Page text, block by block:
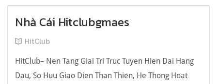
Nhà Cái Hitclubgmaes
HitClub
HitClub– Nen Tang Giai Tri Truc Tuyen Hien Dai Hang
Dau, So Huu Giao Dien Than Thien, He Thong Hoat